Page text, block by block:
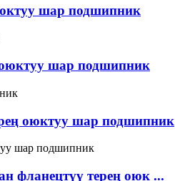
шар подшипник
шар подшипник
оюктуу шар подшипник
фланецтүү терең оюк ...